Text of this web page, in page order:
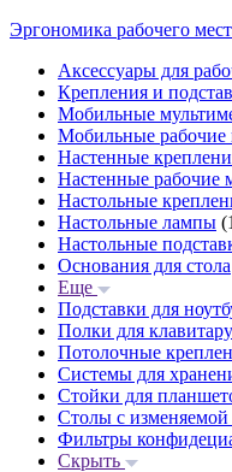
Эргономика рабочего
Аксессуары для
Крепления и
Мобильные
Мобильные рабочие
Настенные
Настенные рабочие
Настольные
Настольные лампы
Настольные
Основания для стола
Еще
Подставки для
Полки для
Потолочные
Системы для
Стойки для
Столы с изменяемой
Фильтры
Скрыть